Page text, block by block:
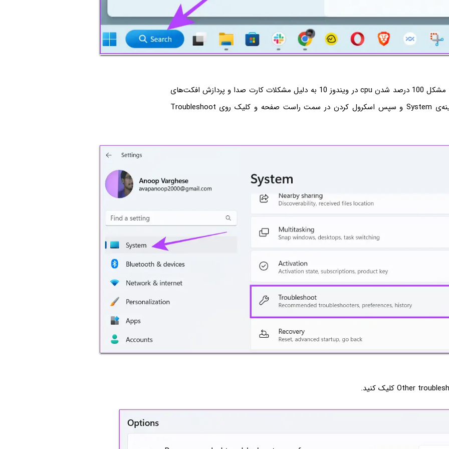
گام بعدی برای حل مشکل 100 درصد شدن cpu در ویندوز 10 به دلیل مشکلات کارت صدا و پردازش افکت‌های
صوتی، انتخاب گزینه‌ی System و سپس اسکرول کردن در سمت راست صفحه و کلیک روی Troubleshoot